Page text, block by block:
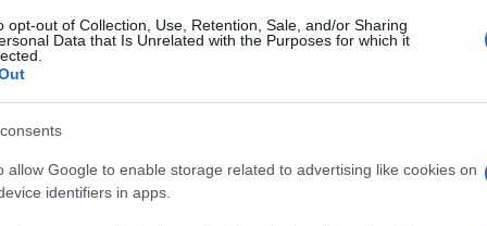
opt-out of Collection, Use, Retention, Sale, and/or Sharing
Data that Is Unrelated with the Purposes for which it
allow Google to enable storage related to advertising like cookies on
identifiers in apps.
επίθεση είναι σε εξέλιξη ενώ μέχρι στιγμής δεν
σε σύλληψη.